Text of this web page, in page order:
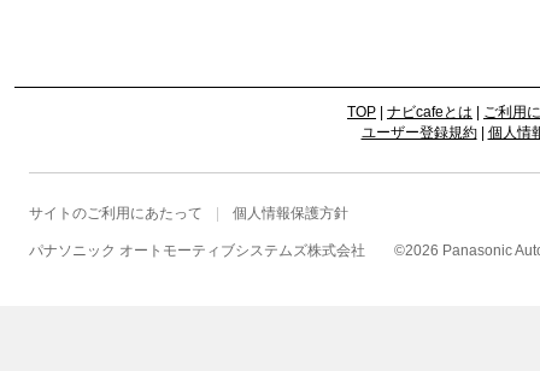
TOP ナビcafeとは
ご利用
ユーザー登録規約| 個人情
サイトのご利用にあたって 個人情報保護方針
パナソニック オートモーティブシステムズ株式会社 ©2026 Panasonic